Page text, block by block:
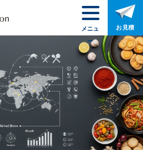
メニュ
ー
お見積